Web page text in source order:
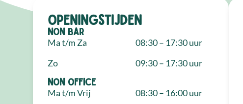
Openingstijden
NON Bar
Ma t/m Za
Zo
08:30 – 17:30 uur
09:30 – 17:30 uur
NON Office
Ma t/m Vrij
08:30 – 16:00 uur